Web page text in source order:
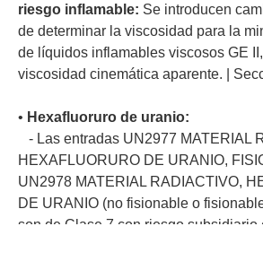
riesgo inflamable: Se introducen
de determinar la viscosidad para la
de líquidos inflamables viscosos GE
viscosidad cinemática aparente. |
• Hexafluoruro de uranio:
- Las entradas UN2977 MATERIAL
HEXAFLUORURO DE URANIO,
UN2978 MATERIAL RADIACTIVO,
DE URANIO (no fisionable o
son de Clase 7 con riesgo subsidiario
8), incorporan un nuevo riesgo